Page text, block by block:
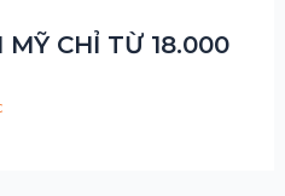
MỸ CHỈ TỪ 18.000